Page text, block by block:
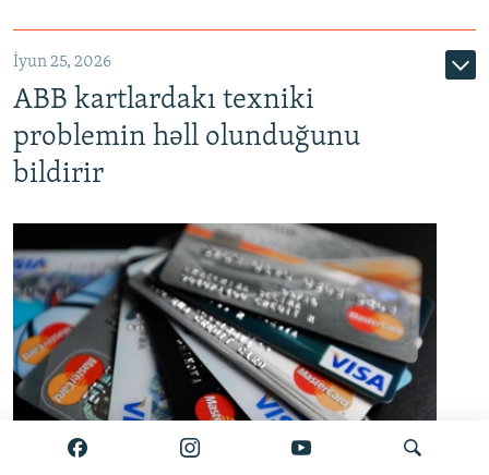
720p 1080p
İyun 25, 2026
ABB kartlardakı texniki
problemin həll olunduğunu
bildirir